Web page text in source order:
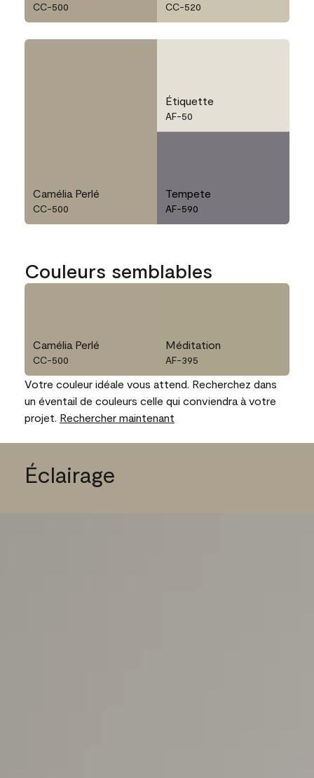
CC-500 CC-520
Camélia Perlé
CC-500
Étiquette
AF-50
Tempete
AF-590
Couleurs semblables
Camélia Perlé
CC-500
Méditation
AF-395
Votre couleur idéale vous attend. Recherchez dans
un éventail de couleurs celle qui conviendra à votre
projet. Rechercher maintenant
Éclairage